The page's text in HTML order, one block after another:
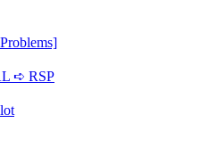
➪ RSP